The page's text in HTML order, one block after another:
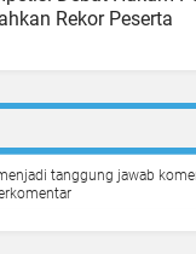
Rekor Peserta
tanggung jawab